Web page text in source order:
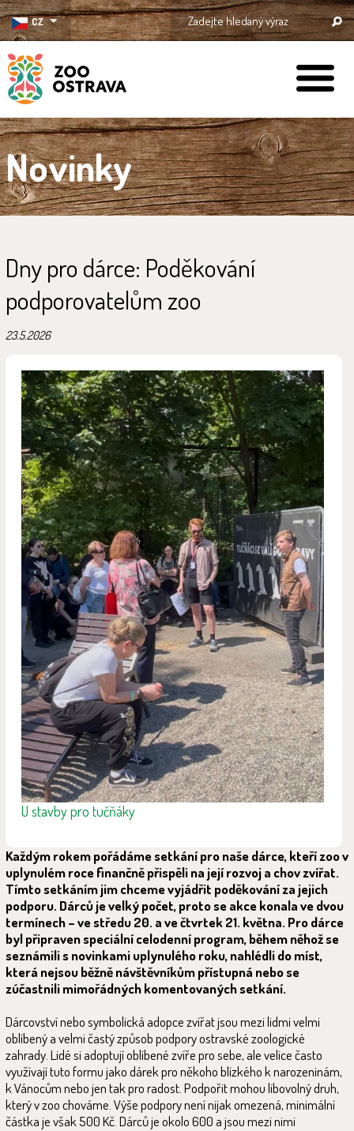
CZ
ZOO Ostrava
Novinky
Dny pro dárce: Poděkování
podporovatelům zoo
23.5.2026
U stavby pro tučňáky
Každým rokem pořádáme setkání pro naše dárce, kteří zoo v
uplynulém roce finančně přispěli na její rozvoj a chov zvířat.
Tímto setkáním jim chceme vyjádřit poděkování za jejich
podporu. Dárců je velký počet, proto se akce konala ve dvou
termínech – ve středu 20. a ve čtvrtek 21. května. Pro dárce
byl připraven speciální celodenní program, během něhož se
seznámili s novinkami uplynulého roku, nahlédli do míst,
která nejsou běžně návštěvníkům přístupná nebo se
zúčastnili mimořádných komentovaných setkání.
Dárcovství nebo symbolická adopce zvířat jsou mezi lidmi velmi
oblíbený a velmi častý způsob podpory ostravské zoologické
zahrady. Lidé si adoptují oblíbené zvíře pro sebe, ale velice často
využívají tuto formu jako dárek pro někoho blízkého k narozeninám,
k Vánocům nebo jen tak pro radost. Podpořit mohou libovolný druh,
který v zoo chováme. Výše podpory není nijak omezená, minimální
částka je však 500 Kč. Dárců je okolo 600 a jsou mezi nimi